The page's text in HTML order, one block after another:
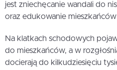
jest zniechęcanie wandali do
oraz edukowanie
Na klatkach schodowych
do mieszkańców, a w
docierają do kilkudziesięciu